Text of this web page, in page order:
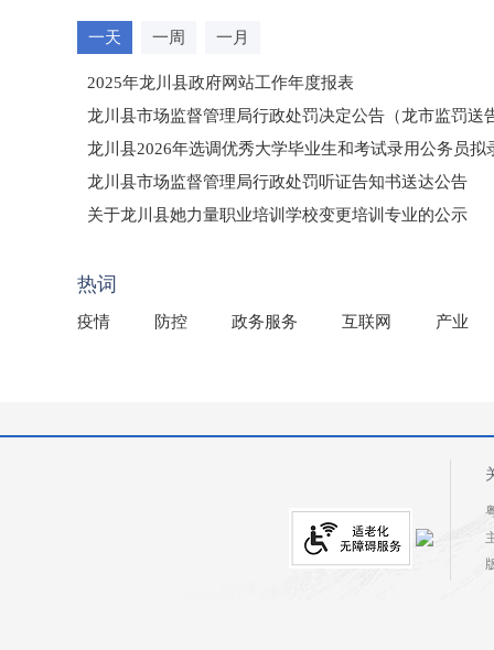
一天 一周 一月
2025年龙川县政府网站工作年度报表
龙川县市场监督管理局行政处罚决定公告（龙市监罚送
龙川县2026年选调优秀大学毕业生和考试录用公务员拟
龙川县市场监督管理局行政处罚听证告知书送达公告
（龙市监罚送告〔2026〕71号）
关于龙川县她力量职业培训学校变更培训专业的公示
热词
疫情 防控 政务服务 互联网 产业